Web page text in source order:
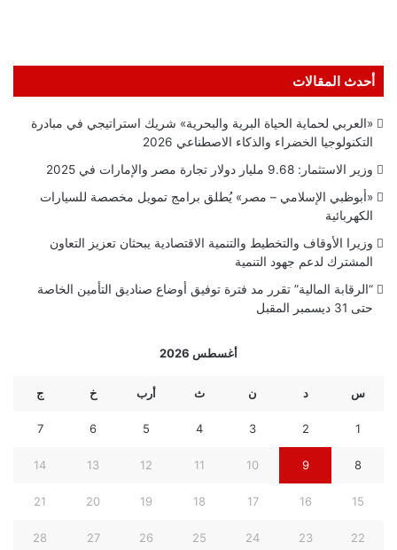
أحدث المقالات
«العربي لحماية الحياة البرية والبحرية» شريك استراتيجي في مبادرة
التكنولوجيا الخضراء والذكاء الاصطناعي 2026
وزير الاستثمار: 9.68 مليار دولار تجارة مصر والإمارات في 2025
«أبوظبي الإسلامي – مصر» يُطلق برامج تمويل مخصصة للسيارات
الكهربائية
وزيرا الأوقاف والتخطيط والتنمية الاقتصادية يبحثان تعزيز التعاون
المشترك لدعم جهود التنمية
“الرقابة المالية” تقرر مد فترة توفيق أوضاع صناديق التأمين الخاصة
حتى 31 ديسمبر المقبل
أغسطس 2026
س د ن ث أرب خ ج
1
2
3
4
5
6
7
8
9
10
11
12
13
14
15
16
17
18
19
20
21
22
23
24
25
26
27
28